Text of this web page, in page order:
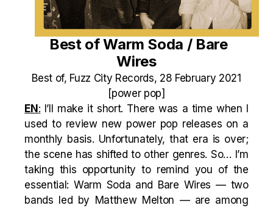
Best of Warm Soda / Bare
Wires
Best of, Fuzz City Records, 28 February 2021
[power pop]
EN: I’ll make it short. There was a time when I
used to review new power pop releases on a
monthly basis. Unfortunately, that era is over;
the scene has shifted to other genres. So… I’m
taking this opportunity to remind you of the
essential: Warm Soda and Bare Wires — two
bands led by Matthew Melton — are among